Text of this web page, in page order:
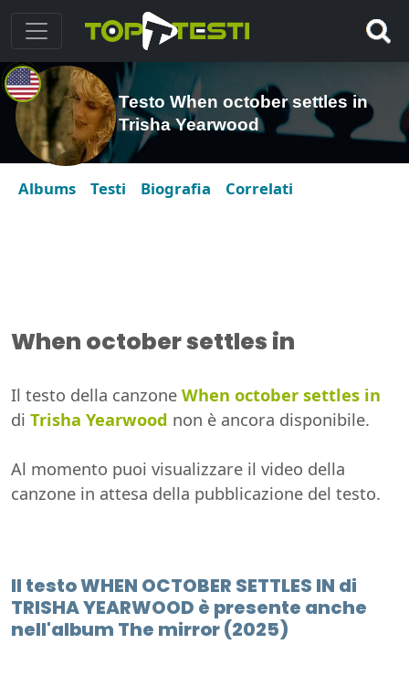
Testo When october settles in
Trisha Yearwood
Albums Testi Biografia Correlati
When october settles in
Il testo della canzone When october settles in
di Trisha Yearwood non è ancora disponibile.
Al momento puoi visualizzare il video della
canzone in attesa della pubblicazione del testo.
Il testo WHEN OCTOBER SETTLES IN di
TRISHA YEARWOOD è presente anche
nell'album The mirror (2025)